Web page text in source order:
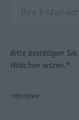
Bitte bestätigen
Häkchen setzen.*
*Pflichtfeld